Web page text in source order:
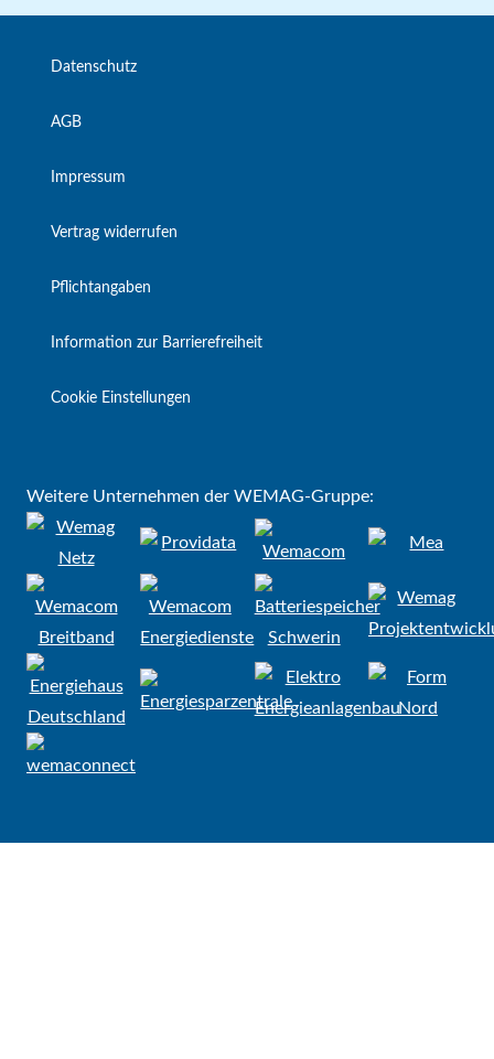
Datenschutz
AGB
Impressum
Vertrag widerrufen
Pflichtangaben
Information zur Barrierefreiheit
Cookie Einstellungen
Weitere Unternehmen der WEMAG-Gruppe: